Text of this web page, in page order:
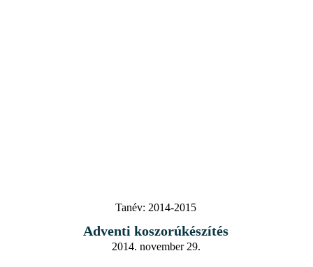
Tanév: 2014-2015
Adventi koszorúkészítés
2014. november 29.